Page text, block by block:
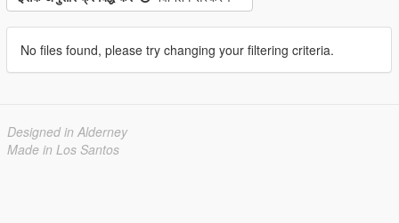
No files found, please try changing your filtering criteria.
Designed in Alderney
Made in Los Santos